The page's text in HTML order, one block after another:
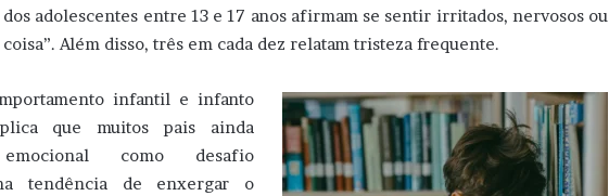
adolescentes entre 13 e 17 anos afirmam se sentir irritados, nervosos ou
Além disso, três em cada dez relatam tristeza frequente.
infantil e infanto
que muitos pais ainda
como desafio
tendência de enxergar o